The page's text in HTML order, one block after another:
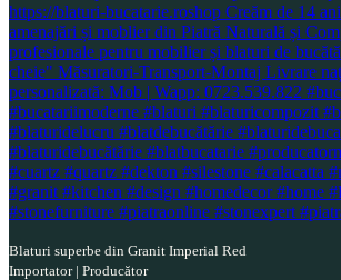
Blaturi superbe din Granit Imperial Red
Importator | Producător